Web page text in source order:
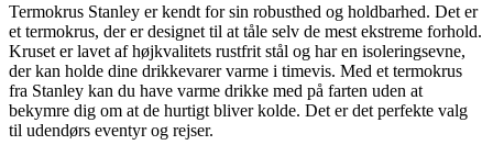
Termokrus Stanley er kendt for sin robusthed og holdbarhed. Det er
et termokrus, der er designet til at tåle selv de mest ekstreme forhold.
Kruset er lavet af højkvalitets rustfrit stål og har en isoleringsevne,
der kan holde dine drikkevarer varme i timevis. Med et termokrus
fra Stanley kan du have varme drikke med på farten uden at
bekymre dig om at de hurtigt bliver kolde. Det er det perfekte valg
til udendørs eventyr og rejser.